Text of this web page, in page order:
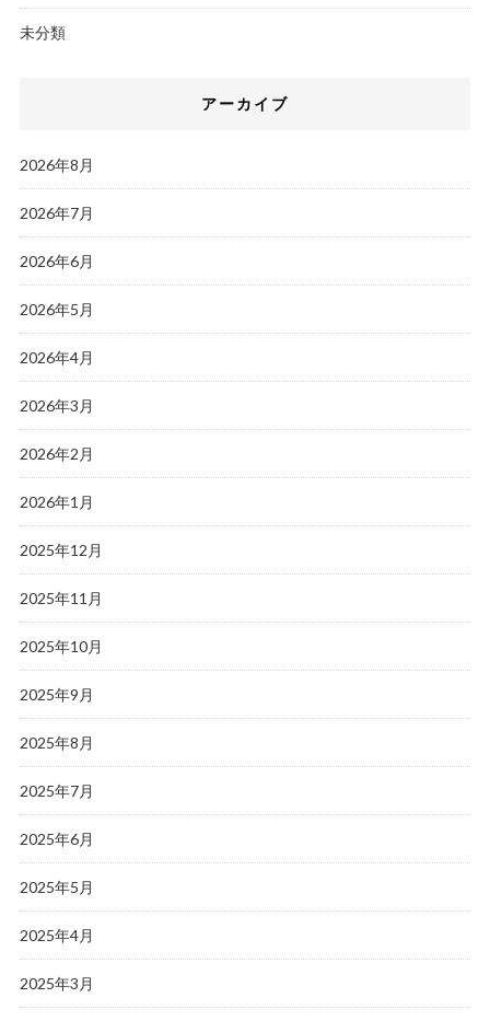
未分類
アーカイブ
2026年8月
2026年7月
2026年6月
2026年5月
2026年4月
2026年3月
2026年2月
2026年1月
2025年12月
2025年11月
2025年10月
2025年9月
2025年8月
2025年7月
2025年6月
2025年5月
2025年4月
2025年3月